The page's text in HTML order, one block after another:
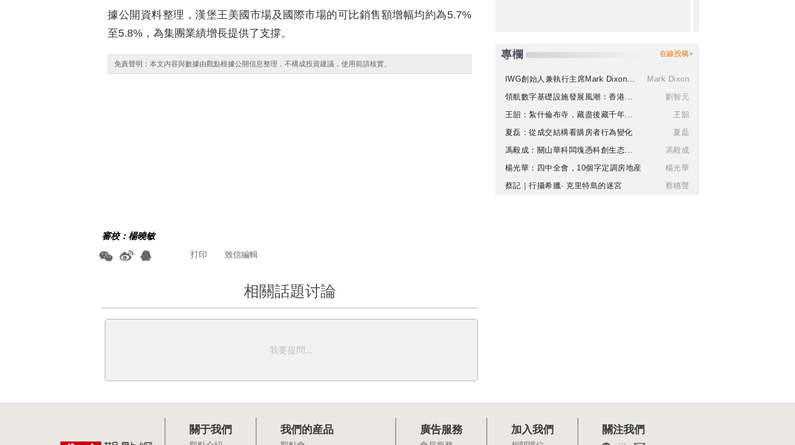
據公開資料整理，漢堡王美國市場及國際市場的可比銷售額增幅均約為5.7%
至5.8%，為集團業績增長提供了支撐。
免責聲明：本文内容與數據由觀點根據公開信息整理，不構成投資建議，使用前請核實。
審校：楊曉敏
致信編輯
打印
相關話題讨論
我要提問...
專欄 在線投稿+
IWG創始人兼執行主席Mark Dixon...
Mark Dixon
領航數字基礎設施發展風潮：香港...
劉智元
王韶：紮什倫布寺，藏盡後藏千年...
王韶
夏磊：從成交結構看購房者行為變化
夏磊
馮毅成：關山華科闆塊憑科創生态...
馮毅成
楊光華：四中全會，10個字定調房地産
楊光華
蔡記｜行攝希臘· 克里特島的迷宮
蔡穗聲
關于我們 我們的産品 廣告服務 加入我們 關注我們